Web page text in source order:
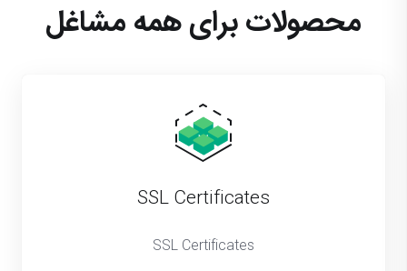
محصولات برای همه مشاغل
SSL Certificates
SSL Certificates